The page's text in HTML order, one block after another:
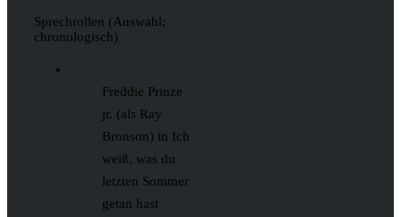
Sprechrollen (Auswahl;
chronologisch)
Freddie Prinze
jr. (als Ray
Bronson) in Ich
weiß, was du
letzten Sommer
getan hast